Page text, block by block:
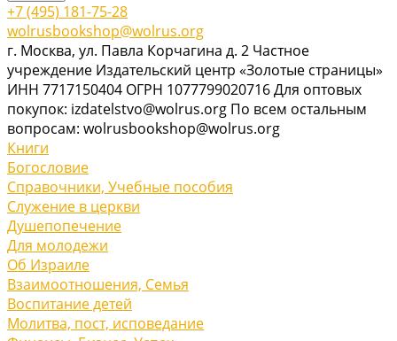
+7 (495) 181-75-28
wolrusbookshop@wolrus.org
г. Москва, ул. Павла Корчагина д. 2 Частное
учреждение Издательский центр «Золотые страницы»
ИНН 7717150404 ОГРН 1077799020716 Для оптовых
покупок: izdatelstvo@wolrus.org По всем остальным
вопросам: wolrusbookshop@wolrus.org
Книги
Богословие
Справочники, Учебные пособия
Служение в церкви
Душепопечение
Для молодежи
Об Израиле
Взаимоотношения, Cемья
Воспитание детей
Молитва, пост, исповедание